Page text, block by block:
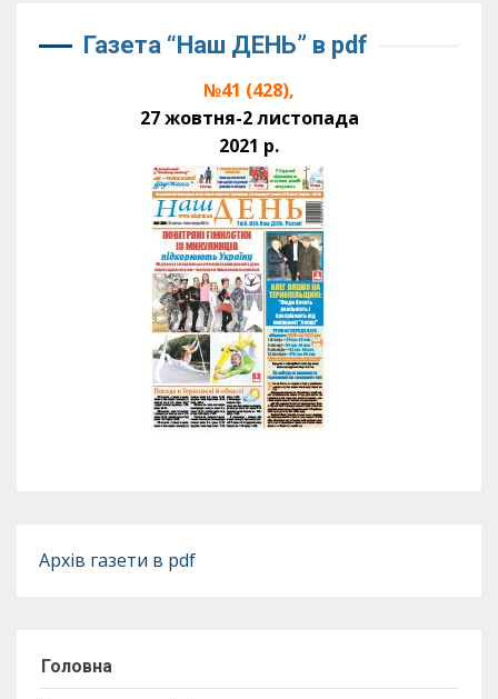
Газета “Наш ДЕНЬ” в pdf
№41 (428),
27 жовтня-2 листопада
2021 р.
Архів газети в pdf
Головна